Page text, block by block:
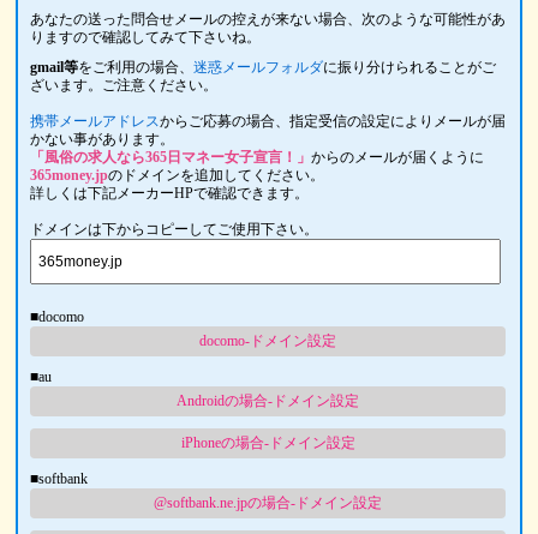
あなたの送った問合せメールの控えが来ない場合、次のような可能性があ
りますので確認してみて下さいね。
gmail等をご利用の場合、迷惑メールフォルダに振り分けられることがご
ざいます。ご注意ください。
携帯メールアドレスからご応募の場合、指定受信の設定によりメールが届
かない事があります。
「風俗の求人なら365日マネー女子宣言！」からのメールが届くように
365money.jpのドメインを追加してください。
詳しくは下記メーカーHPで確認できます。
ドメインは下からコピーしてご使用下さい。
■docomo
docomo-ドメイン設定
■au
Androidの場合-ドメイン設定
iPhoneの場合-ドメイン設定
■softbank
@softbank.ne.jpの場合-ドメイン設定